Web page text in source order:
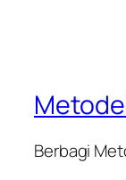
Berbagi